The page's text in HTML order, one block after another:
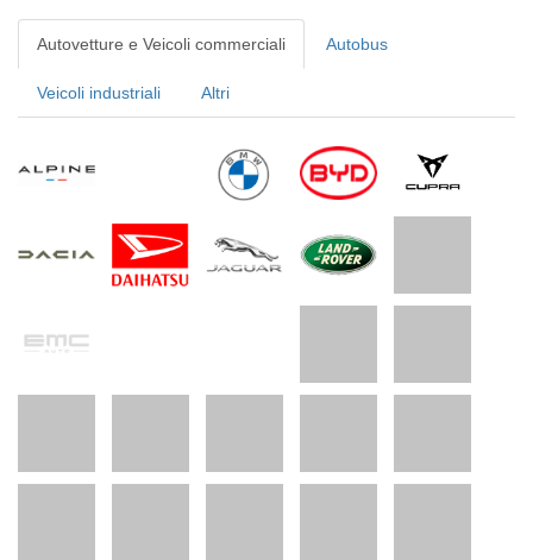
Autovetture e Veicoli commerciali Autobus
Veicoli industriali Altri